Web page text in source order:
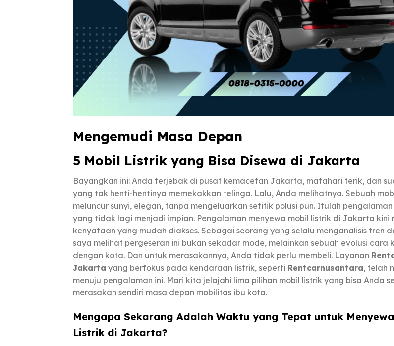
Mengemudi Masa Depan
5 Mobil Listrik yang Bisa Disewa di Jakarta
Bayangkan ini: Anda terjebak di pusat kemacetan Jakarta, matahari terik, dan
yang tak henti-hentinya memekakkan telinga. Lalu, Anda melihatnya. Sebuah
meluncur sunyi, elegan, tanpa mengeluarkan setitik polusi pun. Itulah
yang tidak lagi menjadi impian. Pengalaman menyewa mobil listrik di Jakarta kini
kenyataan yang mudah diakses. Sebagai seorang yang selalu menganalisis tren
saya melihat pergeseran ini bukan sekadar mode, melainkan sebuah evolusi cara
dengan kota. Dan untuk merasakannya, Anda tidak perlu membeli. Layanan
Jakarta yang berfokus pada kendaraan listrik, seperti Rentcarnusantara, telah
menuju pengalaman ini. Mari kita jelajahi lima pilihan mobil listrik yang bisa Anda
merasakan sendiri masa depan mobilitas ibu kota.
Mengapa Sekarang Adalah Waktu yang Tepat untuk
Listrik di Jakarta?